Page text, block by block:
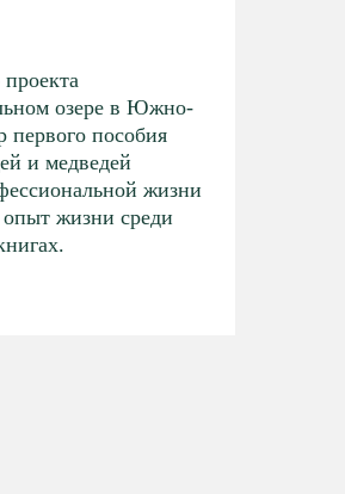
озере в Южно-
первого пособия
и медведей
жизни
жизни среди